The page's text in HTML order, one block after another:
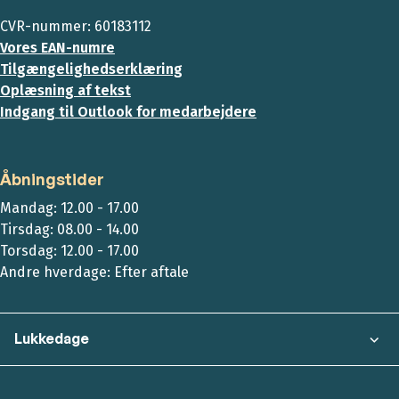
CVR-nummer: 60183112
Vores EAN-numre
Tilgængelighedserklæring
Oplæsning af tekst
Indgang til Outlook for medarbejdere
Åbningstider
Mandag: 12.00 - 17.00
Tirsdag: 08.00 - 14.00
Torsdag: 12.00 - 17.00
Andre hverdage: Efter aftale
Lukkedage